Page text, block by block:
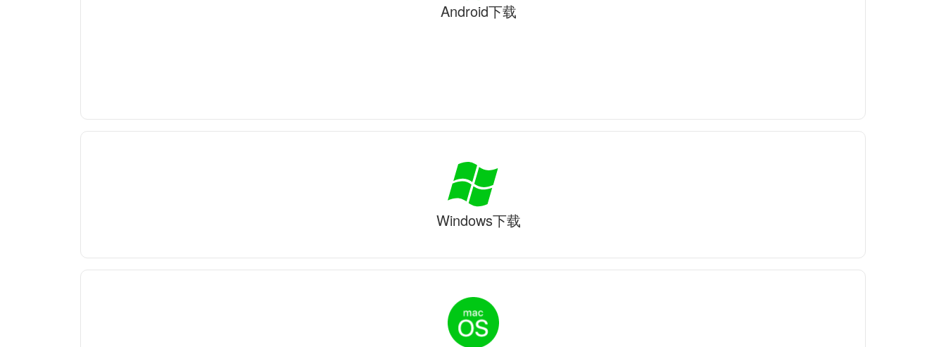
Android下载
Windows下载